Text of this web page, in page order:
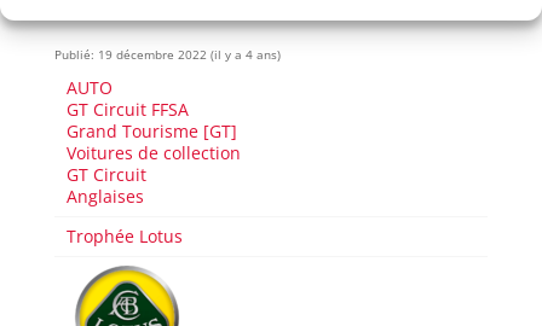
Publié: 19 décembre 2022 (il y a 4 ans)
AUTO
GT Circuit FFSA
Grand Tourisme [GT]
Voitures de collection
GT Circuit
Anglaises
Trophée Lotus